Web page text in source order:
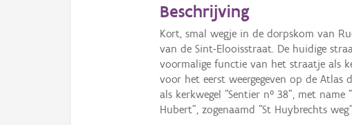
Beschrijving
Kort, smal wegje in de dorpskom van
van de Sint-Elooisstraat. De huidige
voormalige functie van het straatje als
voor het eerst weergegeven op de Atlas
als kerkwegel "Sentier n° 38", met
Hubert", zogenaamd "St Huybrechts